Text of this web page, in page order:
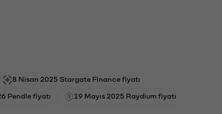
8 Nisan 2025 Stargate Finance fiyatı
Pendle fiyatı 19 Mayıs 2025 Raydium fiyatı